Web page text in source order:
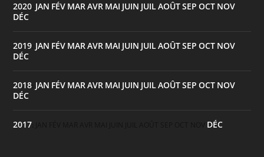
2020 JAN FÉV MARAVR MAI JUIN JUILAOÛTSEP OCT NOV
DÉC
2019 JAN FÉV MARAVR MAI JUIN JUILAOÛTSEP OCT NOV
DÉC
2018 JAN FÉV MARAVR MAI JUIN JUILAOÛTSEP OCT NOV
DÉC
2017 DÉC